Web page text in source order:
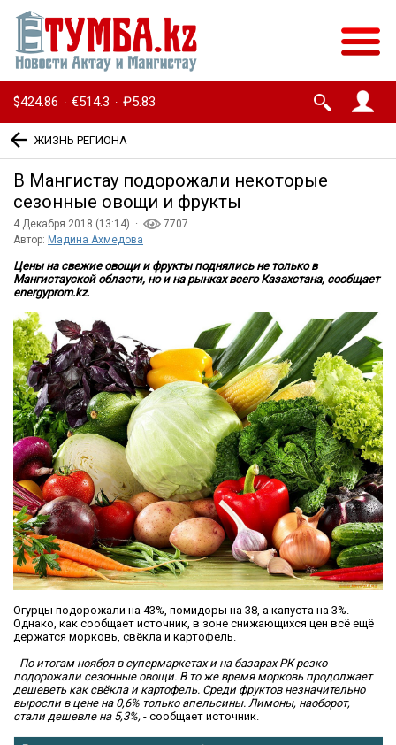
$424.86 · €514.3 · ₽5.83
ЖИЗНЬ РЕГИОНА
В Мангистау подорожали некоторые
сезонные овощи и фрукты
4 Декабря 2018 (13:14) ·
7707
Автор: Мадина Ахмедова
Цены на свежие овощи и фрукты поднялись не только в
Мангистауской области, но и на рынках всего Казахстана, сообщает
energyprom.kz.
Огурцы подорожали на 43%, помидоры на 38, а капуста на 3%.
Однако, как сообщает источник, в зоне снижающихся цен всё ещё
держатся морковь, свёкла и картофель.
- По итогам ноября в супермаркетах и на базарах РК резко
подорожали сезонные овощи. В то же время морковь продолжает
дешеветь как свёкла и картофель. Среди фруктов незначительно
выросли в цене на 0,6% только апельсины. Лимоны, наоборот,
стали дешевле на 5,3%, - сообщает источник.